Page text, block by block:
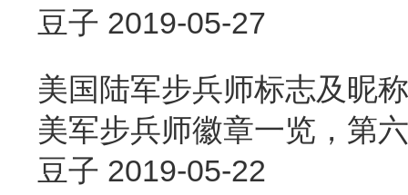
豆子 2019-05-27
美国陆军步兵师标志及昵
美军步兵师徽章一览，第
豆子 2019-05-22